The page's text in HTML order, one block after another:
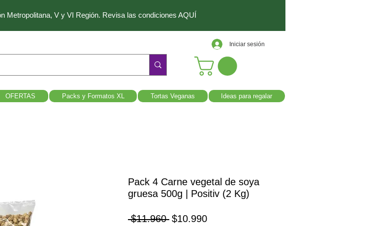
Metropolitana, V y VI Región. Revisa las condiciones AQUÍ
Iniciar sesión
OFERTAS Packs y Formatos XL Tortas Veganas Ideas para regalar
Pack 4 Carne vegetal de soya
gruesa 500g | Positiv (2 Kg)
$11.960 Precio
$10.990Precio de oferta